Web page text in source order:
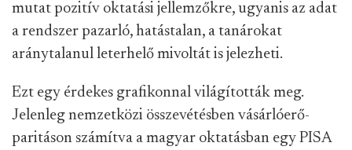
mutat pozitív oktatási jellemzőkre, ugyanis az adat
a rendszer pazarló, hatástalan, a tanárokat
aránytalanul leterhelő mivoltát is jelezheti.
Ezt egy érdekes grafikonnal világították meg.
Jelenleg nemzetközi összevétésben vásárlóerő-
paritáson számítva a magyar oktatásban egy PISA